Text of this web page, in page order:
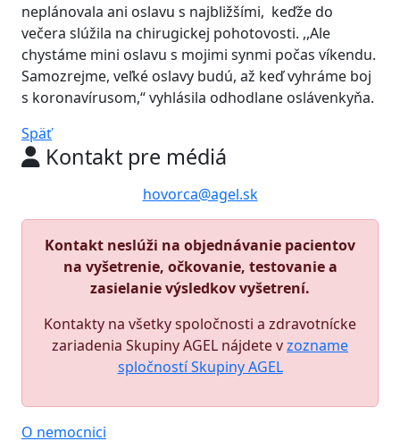
neplánovala ani oslavu s najbližšími, keďže do
večera slúžila na chirugickej pohotovosti. ,,Ale
chystáme mini oslavu s mojimi synmi počas víkendu.
Samozrejme, veľké oslavy budú, až keď vyhráme boj
s koronavírusom,“ vyhlásila odhodlane oslávenkyňa.
Späť
Kontakt pre médiá
hovorca@agel.sk
Kontakt neslúži na objednávanie pacientov
na vyšetrenie, očkovanie, testovanie a
zasielanie výsledkov vyšetrení.
Kontakty na všetky spoločnosti a zdravotnícke
zariadenia Skupiny AGEL nájdete vzozname
spločností Skupiny AGEL
O nemocnici